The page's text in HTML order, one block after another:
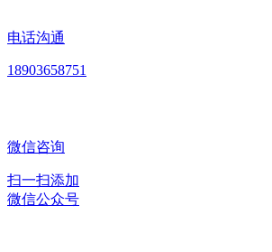
电话沟通
18903658751
微信咨询
扫一扫添加
微信公众号